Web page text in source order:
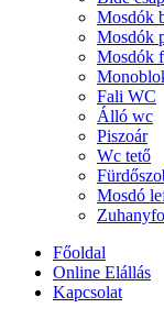
Mosdók
Mosdók
Mosdók
Fali WC
Álló wc
Piszoár
Wc tető
Mosdó
Főoldal
Online Elállás
Kapcsolat